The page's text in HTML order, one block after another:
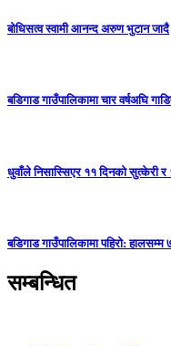
बोधिसत्व स्वामी आनन्द अरुण भुटान जादै
बडिगाड गाउँपालिकामा चार वर्षअघि
धुवाँले निसास्सिएर ११ दिनको सुत्केरी र
बडिगाड गाउँपालिकामा पहिरो: हालसम्म
सम्बन्धित